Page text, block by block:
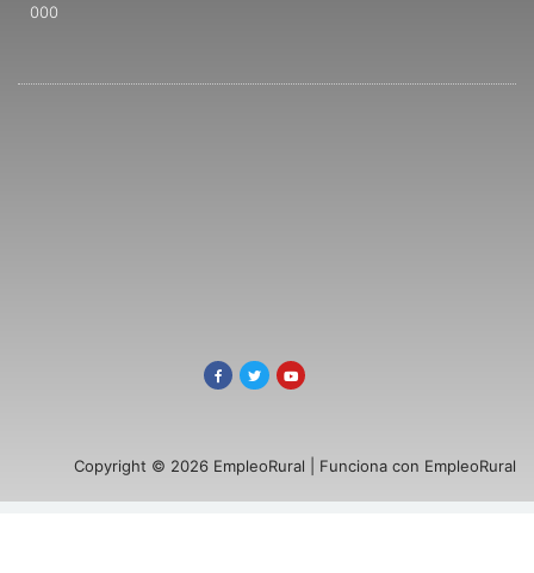
000
Copyright © 2026 EmpleoRural | Funciona con EmpleoRural